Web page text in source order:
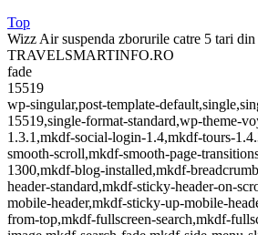
Top
Wizz Air suspenda zborurile catre 5 tari
TRAVELSMARTINFO.RO
fade
15519
wp-singular,post-template-
15519,single-format-standard,wp-theme-
1.3.1,mkdf-social-login-1.4,mkdf-tours-
smooth-scroll,mkdf-smooth-page-
1300,mkdf-blog-installed,mkdf-
header-standard,mkdf-sticky-header-on-
mobile-header,mkdf-sticky-up-mobile-
from-top,mkdf-fullscreen-search,mkdf-